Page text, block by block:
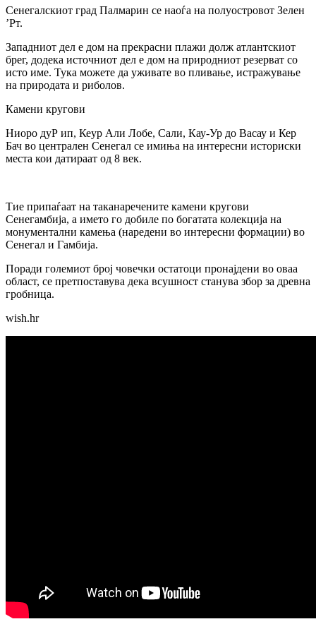
Сенегалскиот град Палмарин се наоѓа на полуостровот Зелен
’Рт.
Западниот дел е дом на прекрасни плажи долж атлантскиот
брег, додека источниот дел е дом на природниот резерват со
исто име. Тука можете да уживате во пливање, истражување
на природата и риболов.
Камени кругови
Ниоро дуР ип, Кеур Али Лобе, Сали, Кау-Ур до Васау и Кер
Бач во централен Сенегал се имиња на интересни историски
места кои датираат од 8 век.
Тие припаѓаат на таканаречените камени кругови
Сенегамбија, а името го добиле по богатата колекција на
монументални камења (наредени во интересни формации) во
Сенегал и Гамбија.
Поради големиот број човечки остатоци пронајдени во оваа
област, се претпоставува дека всушност станува збор за древна
гробница.
wish.hr